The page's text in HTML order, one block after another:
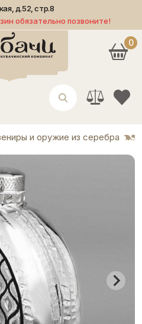
д.52, стр.8
обязательно позвоните!
0
и оружие из серебра